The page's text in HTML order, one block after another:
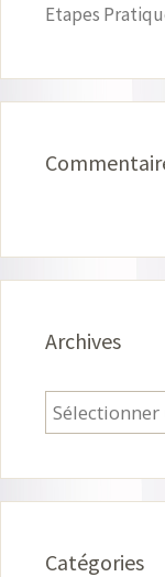
Etapes
Archives
Archives
Catégories